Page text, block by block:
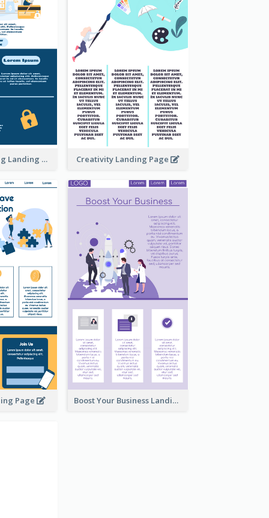
Online Shopping Landing Page Creativity Landing Page
Page Boost Your Business Landing Page